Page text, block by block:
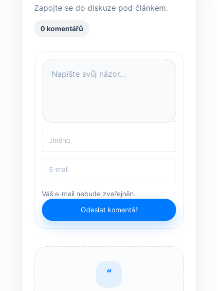
Zapojte se do diskuze pod článkem.
0 komentářů
Váš e-mail nebude zveřejněn.
Odeslat komentář
“